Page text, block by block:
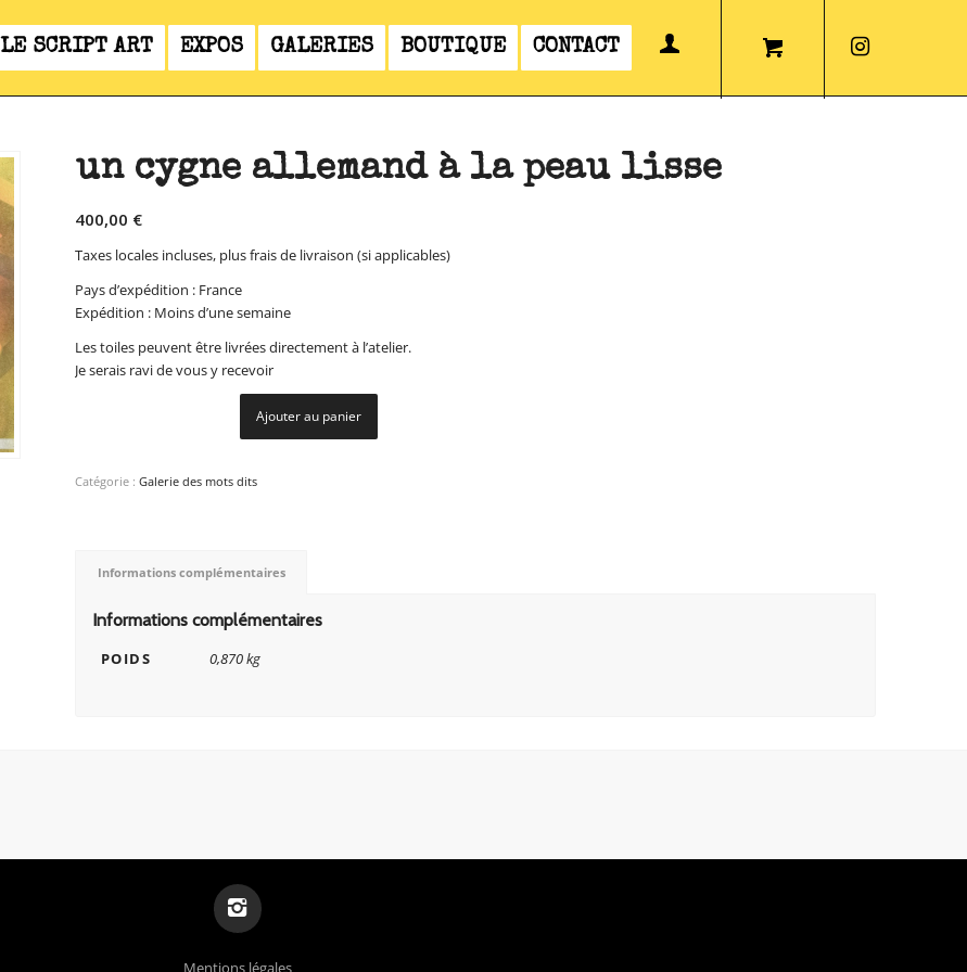
LE SCRIPT ART EXPOS GALERIES BOUTIQUE CONTACT
un cygne allemand à la peau lisse
400,00 €
Taxes locales incluses, plus frais de livraison (si applicables)
Pays d’expédition : France
Expédition : Moins d’une semaine
Les toiles peuvent être livrées directement à l’atelier.
Je serais ravi de vous y recevoir
Ajouter au panier
Catégorie : Galerie des mots dits
Informations complémentaires
Informations complémentaires
POIDS 0,870 kg
Mentions légales